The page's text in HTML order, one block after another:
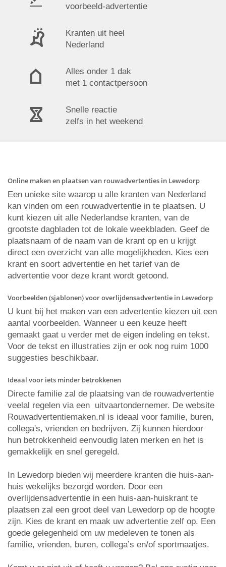
voorbeeld-advertentie
Kranten uit heel
Nederland
Alles onder 1 dak
met 1 contactpersoon
Snelle reactie
zelfs in het weekend
Online maken en plaatsen van rouwadvertenties in Lewedorp
Een unieke site waarop u alle kranten van Nederland
kan vinden om een rouwadvertentie in te plaatsen. U
kunt kiezen uit alle Nederlandse kranten, van de
grootste dagbladen tot de lokale weekbladen. Geef de
plaatsnaam of de naam van de krant op en u krijgt
direct een overzicht van alle mogelijkheden. Kies een
krant en soort advertentie en het tarief van de
advertentie voor deze krant wordt getoond.
Voorbeelden (sjablonen) voor overlijdensadvertentie in Lewedorp
U kunt bij het maken van een advertentie kiezen uit een
aantal voorbeelden. Wanneer u een keuze heeft
gemaakt gaat u verder met de eigen indeling en tekst.
Voor de tekst en illustraties zijn er ook nog ruim 1000
suggesties beschikbaar.
Ideaal voor iets minder betrokkenen
Directe familie zal de plaatsing van de rouwadvertentie
veelal regelen via een uitvaartondernemer. De website
Rouwadvertentiemaken.nl is ideaal voor familie, buren,
collega's, vrienden en bedrijven. Zij kunnen hierdoor
hun betrokkenheid eenvoudig laten merken en het is
gemakkelijk en snel geregeld.
In Lewedorp bieden wij meerdere kranten die huis-aan-
huis wekelijks bezorgd worden. Door een
overlijdensadvertentie in een huis-aan-huiskrant te
plaatsen zal een groot deel van Lewedorp op de hoogte
zijn. Kies de krant en maak uw advertentie zelf op. Een
goede gelegenheid om uw medeleven te tonen als
familie, vrienden, buren, collega’s en/of sportmaatjes.